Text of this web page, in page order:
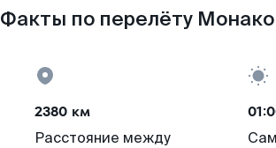
Факты по перелёту Монако
2380 км
Расстояние между